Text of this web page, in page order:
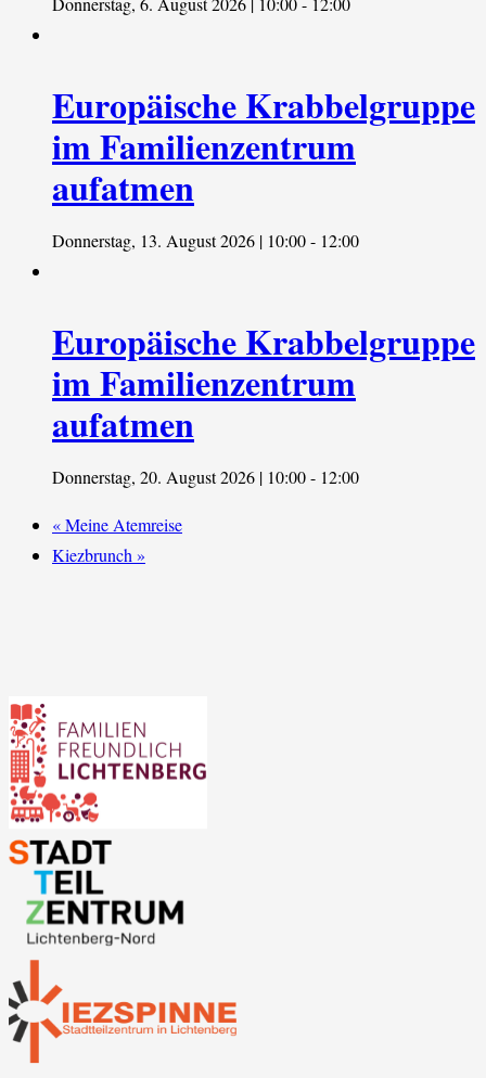
Europäische Krabbelgruppe
im Familienzentrum
aufatmen
Donnerstag, 13. August 2026 | 10:00- 12:00
Europäische Krabbelgruppe
im Familienzentrum
aufatmen
Donnerstag, 20. August 2026 | 10:00- 12:00
«Meine Atemreise
Kiezbrunch »